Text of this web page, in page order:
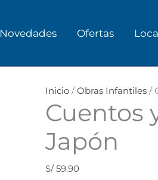
Novedades Ofertas
Inicio /Obras Infantiles /
Cuentos
Japón
S/59.90
y
Leyendas
del
Japón
cantidad